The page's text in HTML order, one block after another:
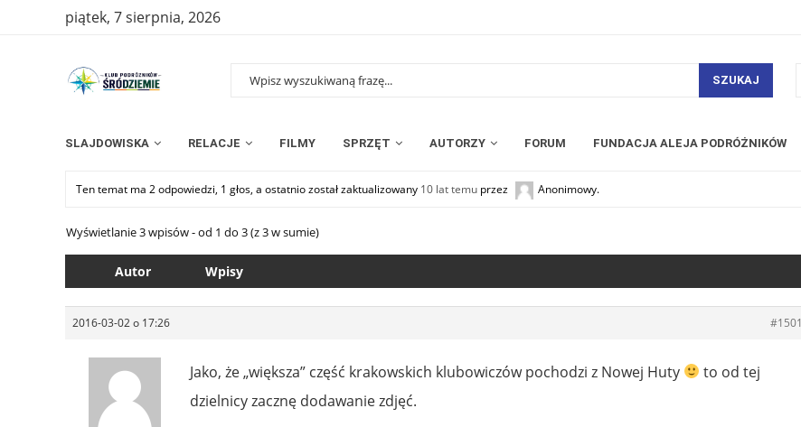
piątek, 7 sierpnia, 2026
SZUKAJ
SLAJDOWISKA RELACJE FILMY SPRZĘT AUTORZY FORUM FUNDACJA ALEJA PODRÓŻNIKÓW
Ten temat ma 2 odpowiedzi, 1 głos, a ostatnio został zaktualizowany 10 lat temu przez Anonimowy.
Wyświetlanie 3 wpisów - od 1 do 3 (z 3 w sumie)
Autor Wpisy
2016-03-02 o 17:26
Jako, że „większa” część krakowskich klubowiczów pochodzi z Nowej Huty
to od tej
dzielnicy zacznę dodawanie zdjęć.